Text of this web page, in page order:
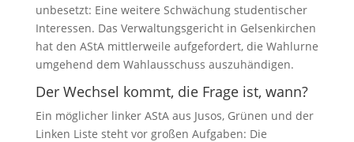
unbesetzt: Eine weitere Schwächung studentischer
Interessen. Das Verwaltungsgericht in Gelsenkirchen
hat den AStA mittlerweile aufgefordert, die Wahlurne
umgehend dem Wahlausschuss auszuhändigen.
Der Wechsel kommt, die Frage ist, wann?
Ein möglicher linker AStA aus Jusos, Grünen und der
Linken Liste steht vor großen Aufgaben: Die